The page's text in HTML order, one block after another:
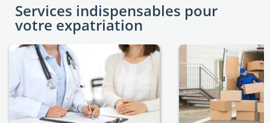
Services indispensables pour
votre expatriation